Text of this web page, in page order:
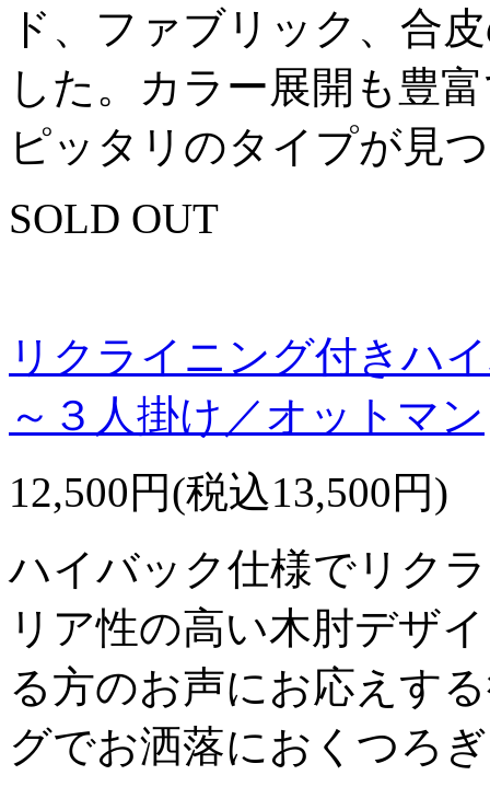
ド、ファブリック、合
した。カラー展開も豊
ピッタリのタイプが見
SOLD OUT
リクライニング付きハ
～３人掛け／オットマン
12,500円(税込13,500円)
ハイバック仕様でリク
リア性の高い木肘デザ
る方のお声にお応えす
グでお洒落におくつろ